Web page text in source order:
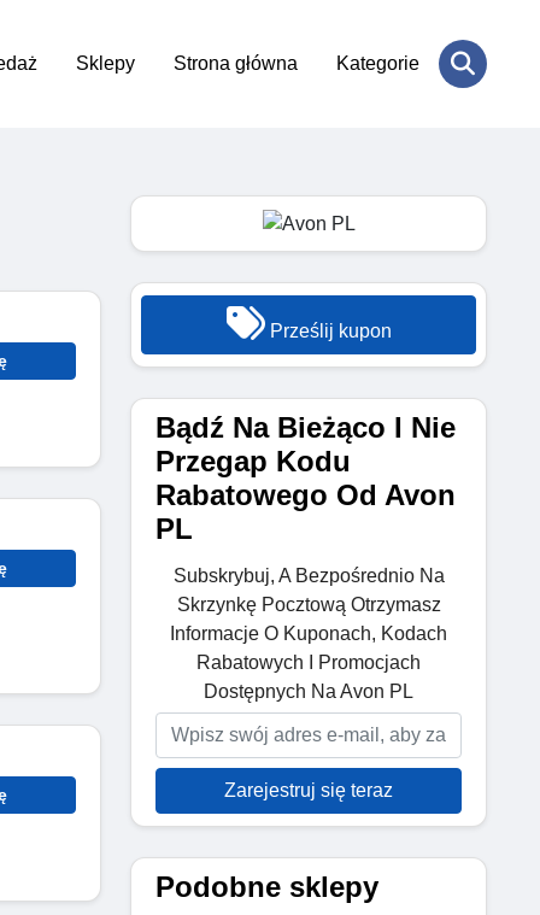
Sklepy Strona główna Kategorie
Prześlij kupon
Bądź Na Bieżąco I Nie
Przegap Kodu
Rabatowego Od Avon
PL
Subskrybuj, A Bezpośrednio Na
Skrzynkę Pocztową Otrzymasz
Informacje O Kuponach, Kodach
Rabatowych I Promocjach
Dostępnych Na Avon PL
Zarejestruj się teraz
Podobne sklepy